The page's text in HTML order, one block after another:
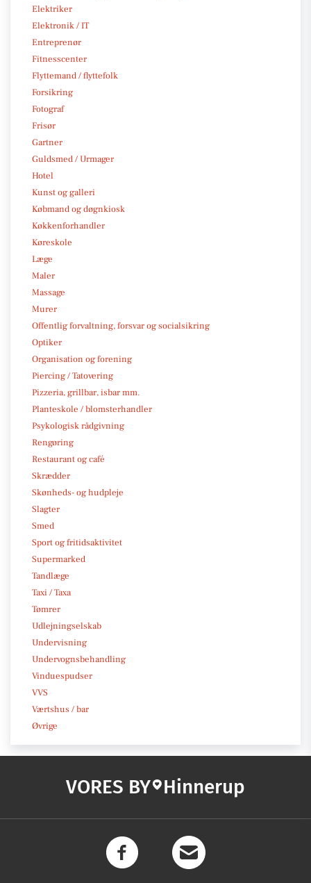
Elektriker
Elektronik / IT
Entreprenør
Fitnesscenter
Flyttemand / flyttefolk
Forsikring
Fotograf
Frisør
Gartner
Guldsmed / Urmager
Hotel
Kunst og galleri
Købmand og døgnkiosk
Køkkenforhandler
Køreskole
Læge
Maler
Massage
Murer
Offentlig forvaltning, forsvar og socialsikring
Optiker
Organisation og forening
Piercing / Tatovering
Pizzeria, grillbar, isbar mm.
Planteskole / blomsterhandler
Psykologisk rådgivning
Rengøring
Restaurant og café
Skrædder
Skønheds- og hudpleje
Slagter
Smed
Sport og fritidsaktivitet
Supermarked
Tandlæge
Taxi / Taxa
Tømrer
Udlejningselskab
Undervisning
Undervognsbehandling
Vinduespudser
VVS
Værtshus / bar
Øvrige
VORES BY Hinnerup